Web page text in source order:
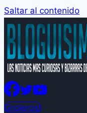
Saltar al contenido
Groleros!